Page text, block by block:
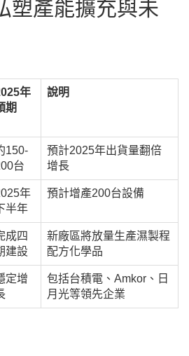
塑產能擴充與未
年
期
說明
150-
台
預計2025年出貨量翻倍
增長
年
半年
預計增產200台設備
成四
建設
新廠區將放量生產濕製程
配方化學品
定增
包括台積電、Amkor、日
月光等領先企業